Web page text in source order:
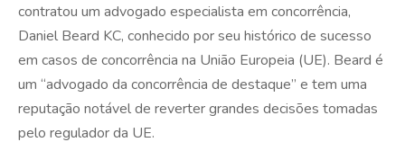
contratou um advogado especialista em concorrência,
Daniel Beard KC, conhecido por seu histórico de sucesso
em casos de concorrência na União Europeia (UE). Beard é
um “advogado da concorrência de destaque” e tem uma
reputação notável de reverter grandes decisões tomadas
pelo regulador da UE.